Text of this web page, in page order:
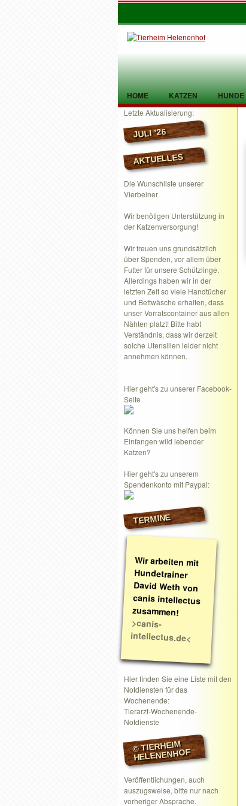
HOME KATZEN HUNDE
TIER GEFUNDEN KONTAKT
Letzte Aktualisierung:
JULI ’26
AKTUELLES
Die Wunschliste unserer
Vierbeiner
Wir benötigen Unterstützung in
der Katzenversorgung!
Wir freuen uns grundsätzlich
über Spenden, vor allem über
Futter für unsere Schützlinge.
Allerdings haben wir in der
letzten Zeit so viele Handtücher
und Bettwäsche erhalten, dass
unser Vorratscontainer aus allen
Nähten platzt! Bitte habt
Verständnis, dass wir derzeit
solche Utensilien leider nicht
annehmen können.
Hier geht's zu unserer Facebook-
Seite
Können Sie uns helfen beim
Einfangen wild lebender
Katzen?
Hier geht's zu unserem
Spendenkonto mit Paypal:
TERMINE
Wir arbeiten mit
Hundetrainer
David Weth von
canis intellectus
zusammen!
>canis-
intellectus.de<
Hier finden Sie eine Liste mit den
Notdiensten für das
Wochenende:
Tierarzt-Wochenende-
Notdienste
© TIERHEIM
HELENENHOF
Veröffentlichungen, auch
auszugsweise, bitte nur nach
vorheriger Absprache.